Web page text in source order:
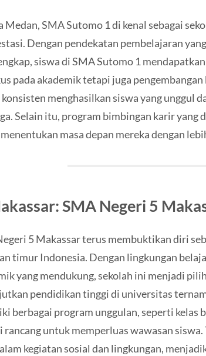
Medan, SMA Sutomo 1 di kenal sebagai
Dengan pendekatan pembelajaran
siswa di SMA Sutomo 1
pada akademik tetapi juga
konsisten menghasilkan siswa yang unggul
Selain itu, program bimbingan karir yang
masa depan mereka dengan
SMA Negeri 5
5 Makassar terus membuktikan diri
timur Indonesia. Dengan lingkungan
yang mendukung, sekolah ini menjadi
pendidikan tinggi di universitas
berbagai program unggulan, seperti kelas
rancang untuk memperluas wawasan
kegiatan sosial dan lingkungan,